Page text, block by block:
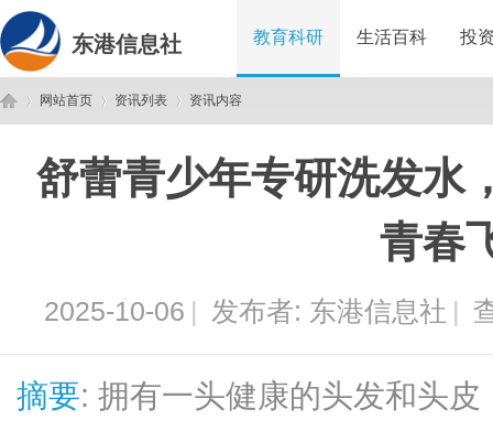
东港信息社 教育科研 生活百科 投
网站首页
›
资讯列表
›
资讯内容
舒蕾青少年专研洗发水
青春
2025-10-06 | 发布者: 东港信息社 |
摘要: 拥有一头健康的头发和头